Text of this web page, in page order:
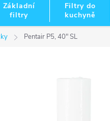
Základní
filtry
Filtry do
kuchyně
Pentair P5, 40" SL